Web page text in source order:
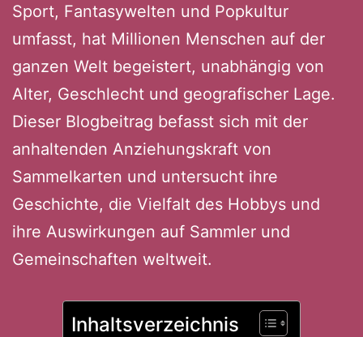
Sport, Fantasywelten und Popkultur
umfasst, hat Millionen Menschen auf der
ganzen Welt begeistert, unabhängig von
Alter, Geschlecht und geografischer Lage.
Dieser Blogbeitrag befasst sich mit der
anhaltenden Anziehungskraft von
Sammelkarten und untersucht ihre
Geschichte, die Vielfalt des Hobbys und
ihre Auswirkungen auf Sammler und
Gemeinschaften weltweit.
Inhaltsverzeichnis